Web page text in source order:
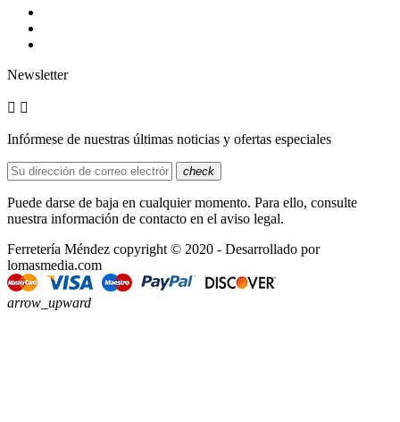
Newsletter
 
Infórmese de nuestras últimas noticias y ofertas especiales
check
Puede darse de baja en cualquier momento. Para ello, consulte
nuestra información de contacto en el aviso legal.
Ferretería Méndez copyright © 2020 - Desarrollado por
lomasmedia.com
arrow_upward